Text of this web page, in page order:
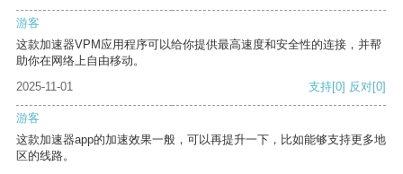
游客
这款加速器VPM应用程序可以给你提供最高速度和安全性的连接，并帮
助你在网络上自由移动。
2025-11-01
支持[0] 反对[0]
游客
这款加速器app的加速效果一般，可以再提升一下，比如能够支持更多地
区的线路。